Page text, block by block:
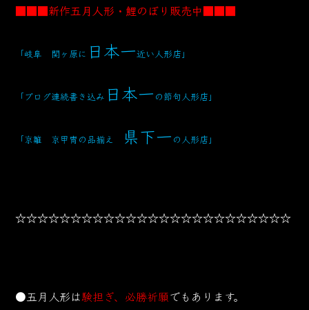
■■■新作五月人形・鯉のぼり販売中■■■
「岐阜 関ヶ原に 日本一近い人形店」
「ブログ連続書き込み 日本一 の節句人形店」
「京雛 京甲冑の品揃え 県下一 の人形店」
☆☆☆☆☆☆☆☆☆☆☆☆☆☆☆☆☆☆☆☆☆☆☆☆☆
●五月人形は験担ぎ、必勝祈願でもあります。